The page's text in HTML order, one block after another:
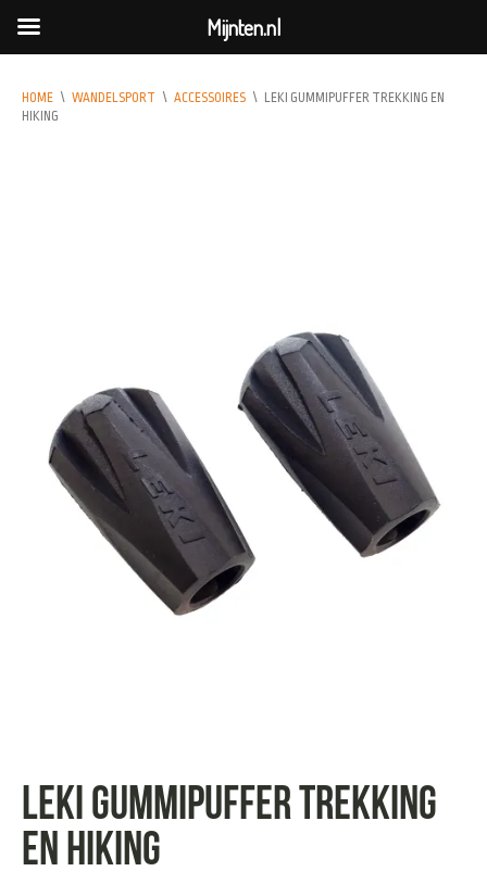
HOME \ WANDELSPORT \ ACCESSOIRES \ LEKI GUMMIPUFFER TREKKING EN
HIKING
Leki gummipuffer trekking
en hiking
Mijnten.nl